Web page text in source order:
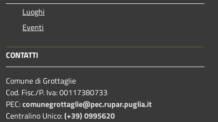
Luoghi
Eventi
CONTATTI
Comune di Grottaglie
Cod. Fisc./P. Iva: 00117380733
PEC:comunegrottaglie@pec.rupar.puglia.it
Centralino Unico:(+39) 0995620